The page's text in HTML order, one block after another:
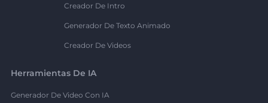
Creador De Intro
Generador De Texto Animado
Creador De Videos
Herramientas De IA
Generador De Video Con IA